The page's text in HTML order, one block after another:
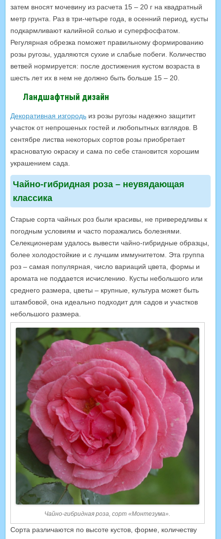
затем вносят мочевину из расчета 15 – 20 г на квадратный
метр грунта. Раз в три-четыре года, в осенний период, кусты
подкармливают калийной солью и суперфосфатом.
Регулярная обрезка поможет правильному формированию
розы ругозы, удаляются сухие и слабые побеги. Количество
ветвей нормируется: после достижения кустом возраста в
шесть лет их в нем не должно быть больше 15 – 20.
Ландшафтный дизайн
Декоративная изгородь из розы ругозы надежно защитит
участок от непрошеных гостей и любопытных взглядов. В
сентябре листва некоторых сортов розы приобретает
красноватую окраску и сама по себе становится хорошим
украшением сада.
Чайно-гибридная роза – неувядающая
классика
Старые сорта чайных роз были красивы, не привередливы к
погодным условиям и часто поражались болезнями.
Селекционерам удалось вывести чайно-гибридные образцы,
более холодостойкие и с лучшим иммунитетом. Эта группа
роз – самая популярная, число вариаций цвета, формы и
аромата не поддается исчислению. Кусты небольшого или
среднего размера, цветы – крупные, культура может быть
штамбовой, она идеально подходит для садов и участков
небольшого размера.
Чайно-гибридная роза, сорт «Монтезума».
Сорта различаются по высоте кустов, форме, количеству